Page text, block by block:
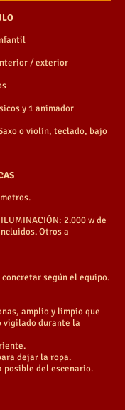
Interior / exterior
y 1 animador
o violín, teclado, bajo
metros.
ILUMINACIÓN: 2.000 w de
Otros a
según el equipo.
amplio y limpio que
vigilado durante la
dejar la ropa.
posible del escenario.